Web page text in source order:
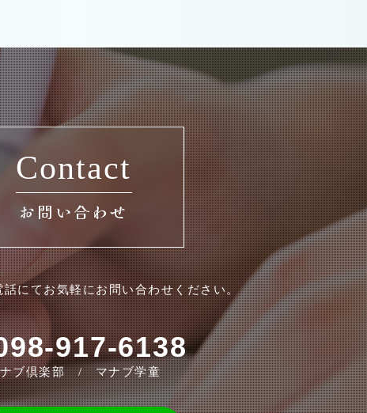
Contact
お問い合わせ
にてお気軽にお問い合わせください。
917-6138
ブ倶楽部 / マナブ学童